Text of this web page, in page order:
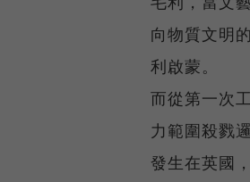
向物質文明
利啟蒙。
而從第一次
力範圍殺戮
發生在英國